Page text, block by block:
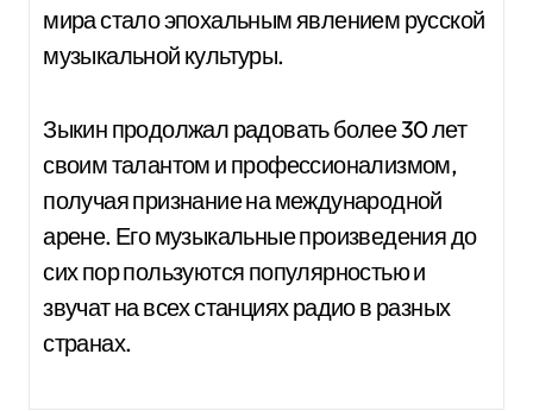
мира стало эпохальным явлением русской
музыкальной культуры.
Зыкин продолжал радовать более 30 лет
своим талантом и профессионализмом,
получая признание на международной
арене. Его музыкальные произведения до
сих пор пользуются популярностью и
звучат на всех станциях радио в разных
странах.